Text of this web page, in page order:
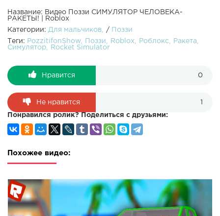
Название: Видео Поззи СИМУЛЯТОР ЧЕЛОВЕКА-
РАКЕТЫ! | Roblox
Категории: Для мальчиков /
Поззи
Теги: PozzitifonShow Поззи Roblox Роблокс
Ракета
Симулятор
Rocket Simulator
Нравится 0
Не нравится
Понравился ролик? Поделиться с друзьями:
Похожее видео: